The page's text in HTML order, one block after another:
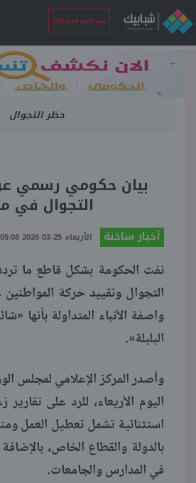
نتيجة الثانوية العامة 2026
الرئيسية
نتيجة الثانوية العامة 2026
فنجان قهوة
ملفات
حظر التجوال
بيان حكومي رسمي
التجوال في
أخبار ساخنة الأربعاء 25-03-2026 05:08 مـ
نفت الحكومة بشكل قاطع ما
التجوال وتقييد حركة
واصفة الأنباء المتداولة بأنها
البلبلة».
وأصدر المركز الإعلامي لمجلس
اليوم الأريعاء، للرد على
استثنائية تشمل تعطيل العمل
بالدولة والقطاع الخاص،
في المدارس والجامعات.